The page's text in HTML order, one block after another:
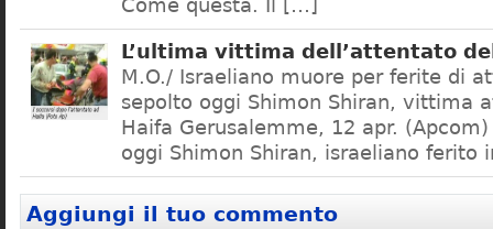
Come questa. Il […]
L’ultima vittima dell’attentato
M.O./ Israeliano muore per ferite di
sepolto oggi Shimon Shiran, vittima
Haifa Gerusalemme, 12 apr.
oggi Shimon Shiran, israeliano ferito
Aggiungi il tuo commento